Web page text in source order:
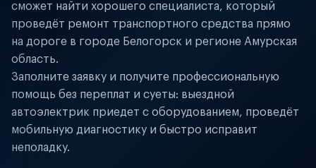
сможет найти хорошего специалиста, который
проведёт ремонт транспортного средства прямо
на дороге в городе Белогорск и регионе Амурская
область.
Заполните заявку и получите профессиональную
помощь без переплат и суеты: выездной
автоэлектрик приедет с оборудованием, проведёт
мобильную диагностику и быстро исправит
неполадку.